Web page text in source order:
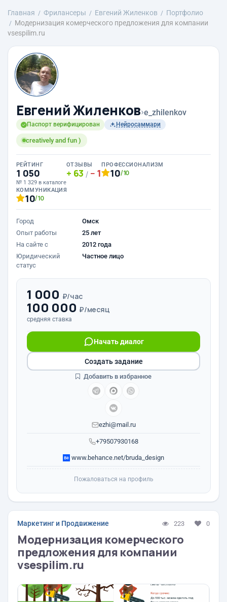
Главная Фрилансеры Евгений Жиленков
Портфолио
Модернизация комерческого предложения для компании
vsespilim.ru
Евгений Жиленков›e_zhilenkov
Паспорт верифицирован Нейросаммари
creatively and fun )
РЕЙТИНГ
1 050
№ 1 329 в каталоге
ОТЗЫВЫ
63 / 1
ПРОФЕССИОНАЛИЗМ
10/10
КОММУНИКАЦИЯ
10/10
Город
Омск
Опыт работы
25 лет
На сайте с
2012 года
Юридический
статус
Частное лицо
1 000 ₽/час
100 000 ₽/месяц
средняя ставка
+79507930168
Начать диалог
ezhi@mail.ru
www.behance.net/bruda_design
Создать задание
Добавить в избранное
Пожаловаться на профиль
Маркетинг и Продвижение 223 0
Модернизация комерческого
предложения для компании
vsespilim.ru